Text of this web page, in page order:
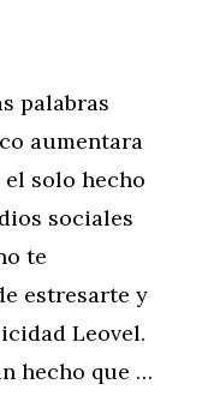
palabras
aumentara
solo hecho
sociales
te
estresarte y
Leovel.
hecho que …